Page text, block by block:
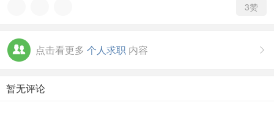
3赞

点击看更多 个人求职 内容
暂无评论